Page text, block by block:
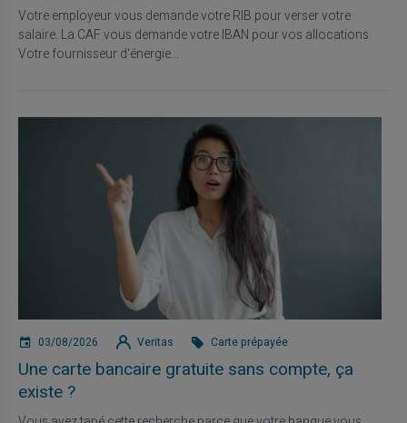
Votre employeur vous demande votre RIB pour verser votre
salaire. La CAF vous demande votre IBAN pour vos allocations.
Votre fournisseur d'énergie...
03/08/2026 Veritas Carte prépayée
Une carte bancaire gratuite sans compte, ça
existe ?